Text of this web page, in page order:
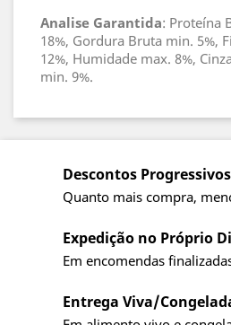
Analise Garantida: Proteína
18%, Gordura Bruta min. 5%,
12%, Humidade max. 8%,
min. 9%.
Descontos Progressivos
Quanto mais compra,
Expedição no Próprio
Em encomendas
Entrega Viva/